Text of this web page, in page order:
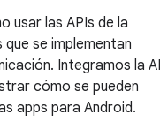
usar las APIs de la
se implementan
Integramos la
cómo se pueden
apps para Android.